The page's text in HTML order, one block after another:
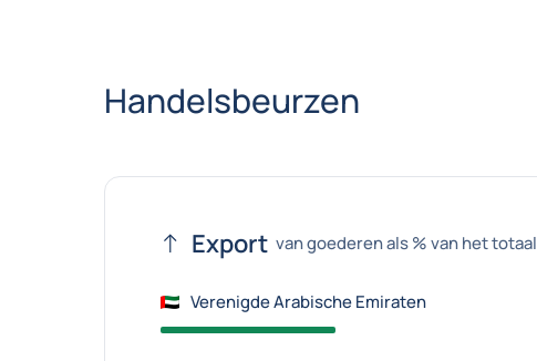
Handelsbeurzen
Export van goederen als % van het totaal
Verenigde Arabische Emiraten